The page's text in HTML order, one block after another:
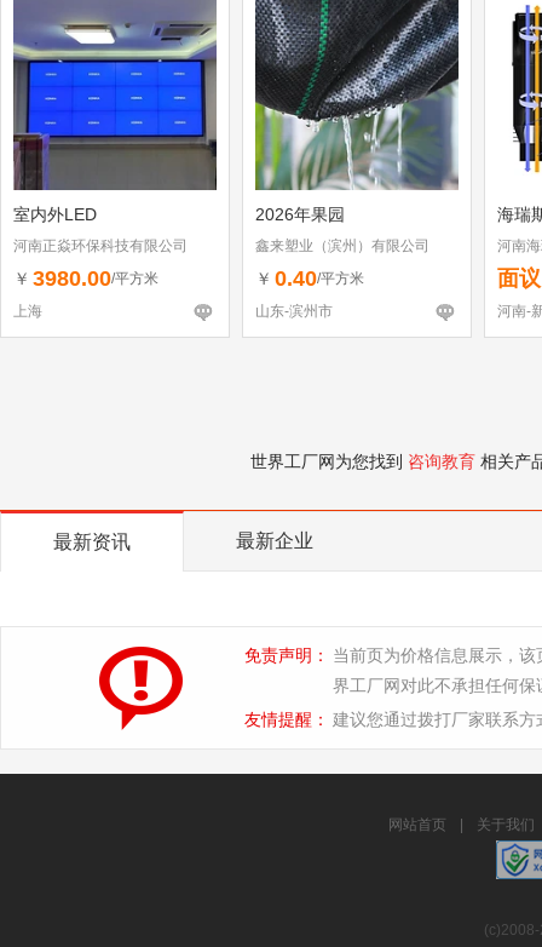
室内外LED
河南正焱环保科技有限公司
￥ 3980.00/平方米
上海
2026年果园
鑫来塑业（滨州）有限公司
￥ 0.40/平方米
山东-滨州市
海瑞
河南
面议
河南-
世界工厂网为您找到 咨询教育 相关产
最新资讯 最新企业
免责声明：
当前页为价格信息展示，
界工厂网对此不承担任何保
友情提醒： 建议您通过拨打厂家联系
网站首页 关于我们